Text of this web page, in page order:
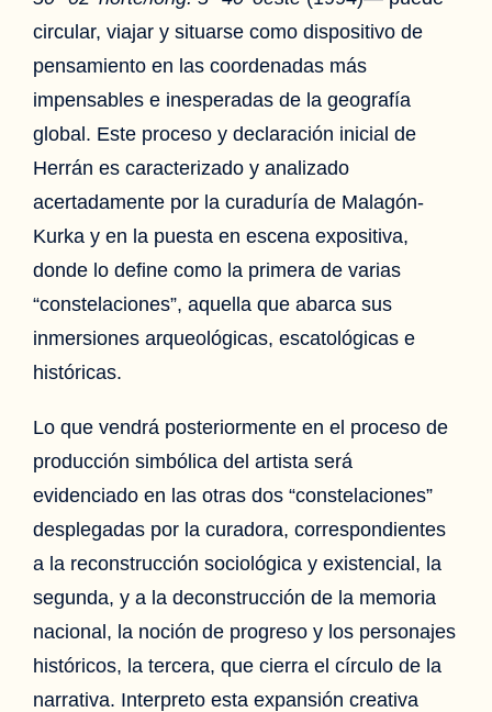
circular, viajar y situarse como dispositivo de
pensamiento en las coordenadas más
impensables e inesperadas de la geografía
global. Este proceso y declaración inicial de
Herrán es caracterizado y analizado
acertadamente por la curaduría de Malagón-
Kurka y en la puesta en escena expositiva,
donde lo define como la primera de varias
“constelaciones”, aquella que abarca sus
inmersiones arqueológicas, escatológicas e
históricas.
Lo que vendrá posteriormente en el proceso de
producción simbólica del artista será
evidenciado en las otras dos “constelaciones”
desplegadas por la curadora, correspondientes
a la reconstrucción sociológica y existencial, la
segunda, y a la deconstrucción de la memoria
nacional, la noción de progreso y los personajes
históricos, la tercera, que cierra el círculo de la
narrativa. Interpreto esta expansión creativa